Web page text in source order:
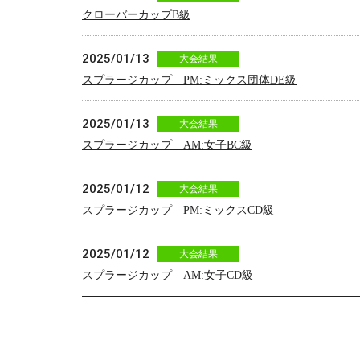
クローバーカップB級
2025/01/13 大会結果
スプラージカップ PM:ミックス団体DE級
2025/01/13 大会結果
スプラージカップ AM:女子BC級
2025/01/12 大会結果
スプラージカップ PM:ミックスCD級
2025/01/12 大会結果
スプラージカップ AM:女子CD級